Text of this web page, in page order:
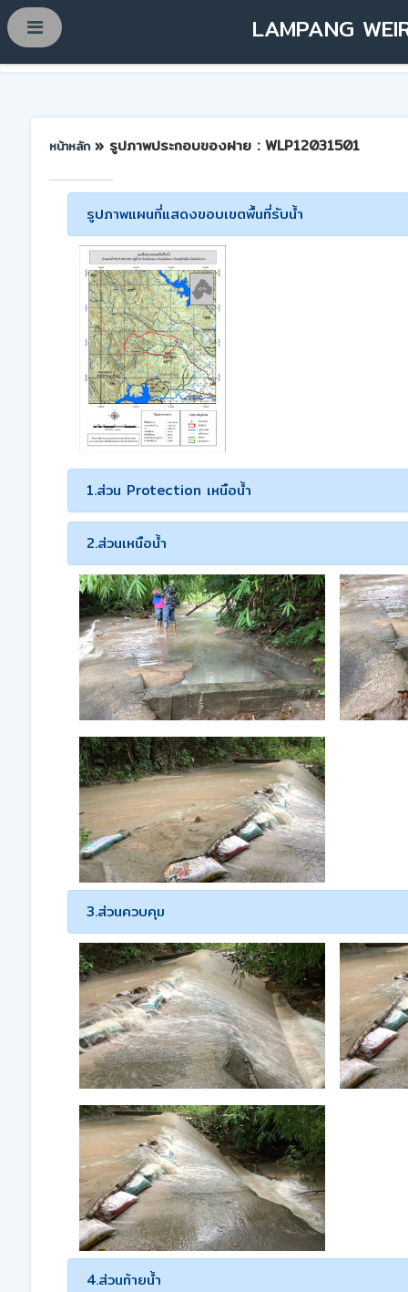
LAMPANG
หน้าหลัก » รูปภาพประกอบของฝาย : WLP12031501
รูปภาพแผนที่แสดงขอบเขตพื้นที่รับน้ำ
1.ส่วน Protection เหนือน้ำ
2.ส่วนเหนือน้ำ
3.ส่วนควบคุม
4.ส่วนท้ายน้ำ